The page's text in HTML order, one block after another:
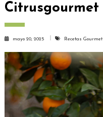
Citrusgourmet
mayo 20, 2025 Recetas Gourmet